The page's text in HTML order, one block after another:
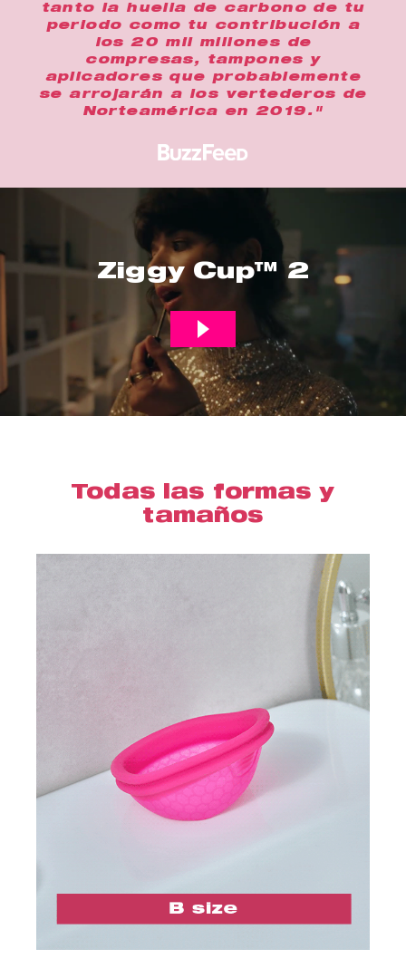
tanto la huella de carbono de tu
periodo como tu contribución a
los 20 mil millones de
compresas, tampones y
aplicadores que probablemente
se arrojarán a los vertederos de
Norteamérica en 2019."
Ziggy Cup™ 2
Todas las formas y
tamaños